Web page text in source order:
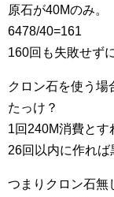
原石が40Mのみ。
6478/40=161
160回も失敗せず
クロン石を使う場
たっけ？
1回240M消費と
26回以内に作れば
つまりクロン石無